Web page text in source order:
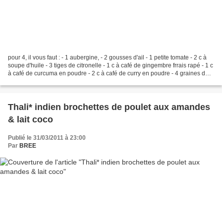
pour 4, il vous faut : - 1 aubergine, - 2 gousses d'ail - 1 petite tomate - 2 c à
soupe d'huile - 3 tiges de citronelle - 1 c à café de gingembre frrais rapé - 1 c
à café de curcuma en poudre - 2 c à café de curry en poudre - 4 graines de
Thali* indien brochettes de poulet aux amandes
& lait coco
Publié le 31/03/2011 à 23:00
Par BREE